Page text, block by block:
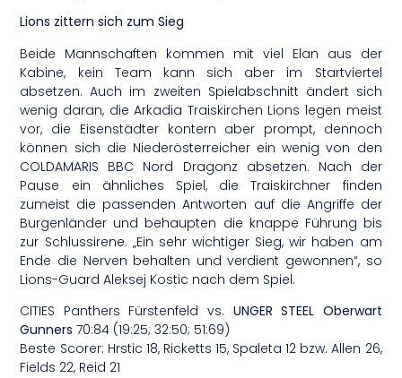
Lions zittern sich zum Sieg
Beide Mannschaften kommen mit viel Elan aus der
Kabine, kein Team kann sich aber im Startviertel
absetzen. Auch im zweiten Spielabschnitt ändert sich
wenig daran, die Arkadia Traiskirchen Lions legen meist
vor, die Eisenstädter kontern aber prompt, dennoch
können sich die Niederösterreicher ein wenig von den
COLDAMARIS BBC Nord Dragonz absetzen. Nach der
Pause ein ähnliches Spiel, die Traiskirchner finden
zumeist die passenden Antworten auf die Angriffe der
Burgenländer und behaupten die knappe Führung bis
zur Schlussirene. „Ein sehr wichtiger Sieg, wir haben am
Ende die Nerven behalten und verdient gewonnen“, so
Lions-Guard Aleksej Kostic nach dem Spiel.
CITIES Panthers Fürstenfeld vs. UNGER STEEL Oberwart
Gunners 70:84 (19:25; 32:50; 51:69)
Beste Scorer: Hrstic 18, Ricketts 15, Spaleta 12 bzw. Allen 26,
Fields 22, Reid 21